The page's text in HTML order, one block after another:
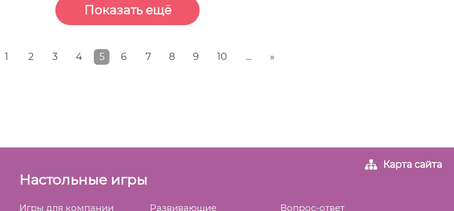
1 2 3 4 5 6 7 8 9 10 ... »
Настольные игры
Игры для компании Развивающие
Вопрос-ответ
Карта сайта